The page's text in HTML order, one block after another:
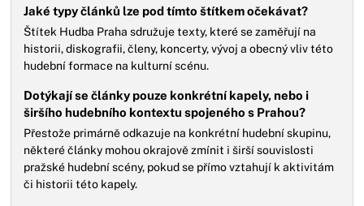
Jaké typy článků lze pod tímto štítkem očekávat?
Štítek Hudba Praha sdružuje texty, které se zaměřují na
historii, diskografii, členy, koncerty, vývoj a obecný vliv této
hudební formace na kulturní scénu.
Dotýkají se články pouze konkrétní kapely, nebo i
širšího hudebního kontextu spojeného s Prahou?
Přestože primárně odkazuje na konkrétní hudební skupinu,
některé články mohou okrajově zmínit i širší souvislosti
pražské hudební scény, pokud se přímo vztahují k aktivitám
či historii této kapely.